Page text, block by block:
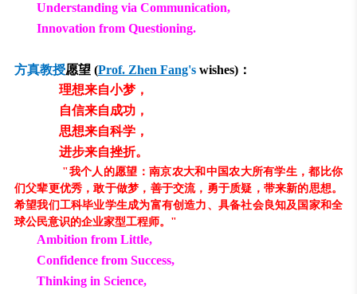
Understanding via Communication,
Innovation from Questioning.
方真教授愿望(Prof. Zhen Fang's wishes)：
理想来自小梦，
自信来自成功，
思想来自科学，
进步来自挫折。
"我个人的愿望：南京农大和中国农大所有学生，都比你
们父辈更优秀，敢于做梦，善于交流，勇于质疑，带来新的思想。
希望我们工科毕业学生成为富有创造力、具备社会良知及国家和全
球公民意识的企业家型工程师。"
Ambition from Little,
Confidence from Success,
Thinking in Science,